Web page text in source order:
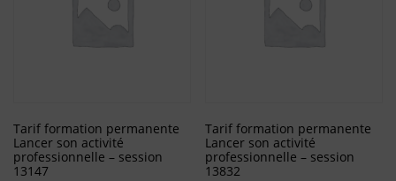
Tarif formation permanente
Lancer son activité
professionnelle – session
13147
Tarif formation permanente
Lancer son activité
professionnelle – session
13832